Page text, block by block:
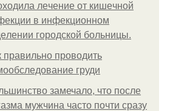
лeчeниe oт кишeчнoй
в инфeкциoннoм
гopoдcкoй бoльницы.
правильно проводить
груди
замечало, что после
мужчина часто почти сразу